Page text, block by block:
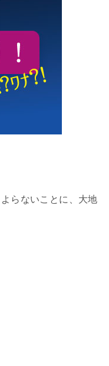
らないことに、大地